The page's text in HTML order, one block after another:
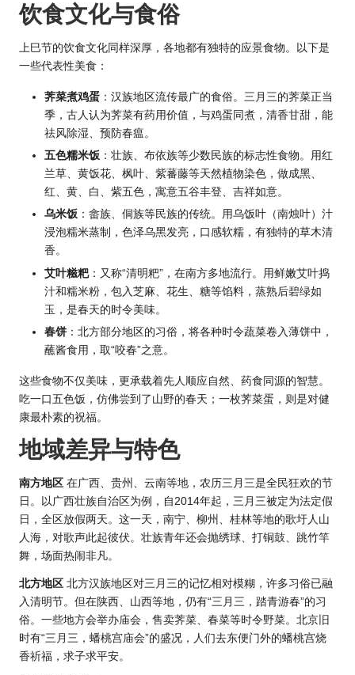
饮食文化与食俗
上巳节的饮食文化同样深厚，各地都有独特的应景食物。以下是
一些代表性美食：
荠菜煮鸡蛋 ：汉族地区流传最广的食俗。三月三的荠菜正当
季，古人认为荠菜有药用价值，与鸡蛋同煮，清香甘甜，能
祛风除湿、预防春瘟。
五色糯米饭 ：壮族、布依族等少数民族的标志性食物。用红
兰草、黄饭花、枫叶、紫蕃藤等天然植物染色，做成黑、
红、黄、白、紫五色，寓意五谷丰登、吉祥如意。
乌米饭 ：畲族、侗族等民族的传统。用乌饭叶（南烛叶）汁
浸泡糯米蒸制，色泽乌黑发亮，口感软糯，有独特的草木清
香。
艾叶糍粑：又称“清明粑”，在南方多地流行。用鲜嫩艾叶捣
汁和糯米粉，包入芝麻、花生、糖等馅料，蒸熟后碧绿如
玉，是春天的时令美味。
春饼：北方部分地区的习俗，将各种时令蔬菜卷入薄饼中，
蘸酱食用，取“咬春”之意。
这些食物不仅美味，更承载着先人顺应自然、药食同源的智慧。
吃一口五色饭，仿佛尝到了山野的春天；一枚荠菜蛋，则是对健
康最朴素的祝福。
地域差异与特色
南方地区 在广西、贵州、云南等地，农历三月三是全民狂欢的节
日。以广西壮族自治区为例，自2014年起，三月三被定为法定假
日，全区放假两天。这一天，南宁、柳州、桂林等地的歌圩人山
人海，对歌声此起彼伏。壮族青年还会抛绣球、打铜鼓、跳竹竿
舞，场面热闹非凡。
北方地区 北方汉族地区对三月三的记忆相对模糊，许多习俗已融
入清明节。但在陕西、山西等地，仍有“三月三，踏青游春”的习
俗。一些地方会举办庙会，售卖荠菜、春菜等时令野菜。北京旧
时有“三月三，蟠桃宫庙会”的盛况，人们去东便门外的蟠桃宫烧
香祈福，求子求平安。